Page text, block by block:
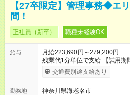
【27卒限定】管理事務◆エ
間！
正社員（新卒） 職種未経験OK
給与
月給223,690円～279,200円
残業代1分単位
交通費別途支給あり
勤務地
神奈川県海老名市